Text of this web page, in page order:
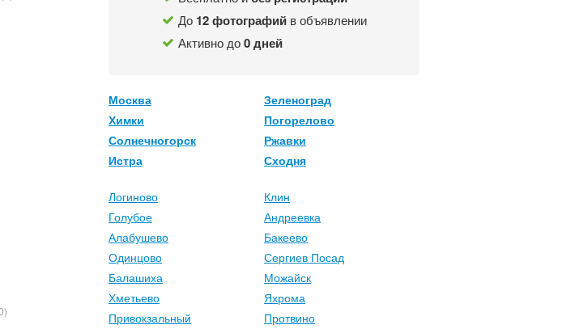
До 12 фотографийв объявлении
Активно до0 дней
Москва
Зеленоград
Химки
Погорелово
Солнечногорск
Ржавки
Истра
Сходня
Логиново
Клин
Голубое
Андреевка
Алабушево
Бакеево
Одинцово
Сергиев Посад
Балашиха
Можайск
Хметьево
Яхрома
Привокзальный
Протвино